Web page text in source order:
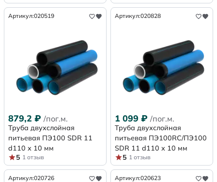
Артикул:020519
879,2 ₽ /пог.м.
Труба двухслойная
питьевая ПЭ100 SDR 11
d110 х 10 мм
5 1 отзыв
Артикул:020828
1 099 ₽ /пог.м.
Труба двухслойная
питьевая ПЭ100RC/ПЭ100
SDR 11 d110 х 10 мм
5 1 отзыв
Артикул:020726 Артикул:020623